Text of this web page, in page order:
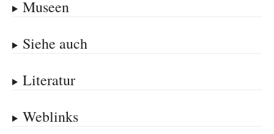
Museen
Siehe auch
Literatur
Weblinks